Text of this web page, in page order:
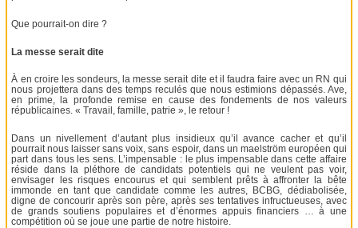
Que pourrait-on dire ?
La messe serait dite
À en croire les sondeurs, la messe serait dite et il faudra faire avec un RN qui
nous projettera dans des temps reculés que nous estimions dépassés. Ave,
en prime, la profonde remise en cause des fondements de nos valeurs
républicaines. « Travail, famille, patrie », le retour !
Dans un nivellement d’autant plus insidieux qu’il avance cacher et qu’il
pourrait nous laisser sans voix, sans espoir, dans un maelström européen qui
part dans tous les sens. L’impensable : le plus impensable dans cette affaire
réside dans la pléthore de candidats potentiels qui ne veulent pas voir,
envisager les risques encourus et qui semblent prêts à affronter la bête
immonde en tant que candidate comme les autres, BCBG, dédiabolisée,
digne de concourir après son père, après ses tentatives infructueuses, avec
de grands soutiens populaires et d’énormes appuis financiers … à une
compétition où se joue une partie de notre histoire.